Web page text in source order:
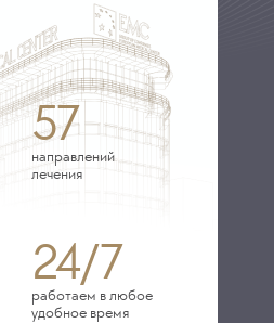
57
направлений
лечения
24/7
работаем в любое
удобное время